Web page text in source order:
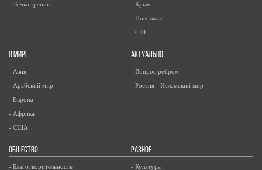
- Точка зрения
- Крым
- Поволжье
- СНГ
В МИРЕ
- Азия
- Арабский мир
- Европа
- Африка
- США
АКТУАЛЬНО
- Вопрос ребром
- Россия - Исламский мир
ОБЩЕСТВО
- Благотворительность
РАЗНОЕ
- Культура